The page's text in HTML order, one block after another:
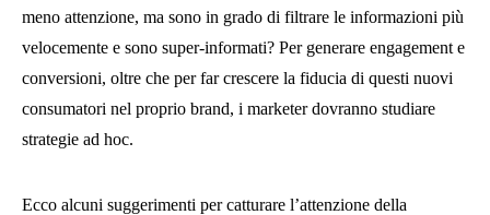
meno attenzione, ma sono in grado di filtrare le informazioni più
velocemente e sono super-informati? Per generare engagement e
conversioni, oltre che per far crescere la fiducia di questi nuovi
consumatori nel proprio brand, i marketer dovranno studiare
strategie ad hoc.
Ecco alcuni suggerimenti per catturare l’attenzione della